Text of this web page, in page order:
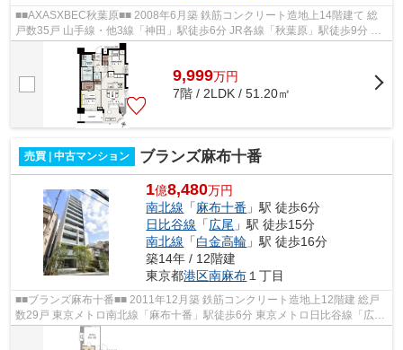
■■AXASXBEC秋葉原■■ 2008年6月築 鉄筋コンクリート造地上14階建て 総
戸数35戸 山手線・他3線「神田」駅徒歩6分 JR各線「秋葉原」駅徒歩9分 都
営新宿線「岩本町」駅徒歩5分 銀座線・...
9,999万円
7階 / 2LDK / 51.20㎡
売買 | 中古マンション ブランズ麻布十番
1億8,480万円
南北線 「麻布十番 」駅 徒歩6分
日比谷線 「広尾 」駅 徒歩15分
南北線 「白金高輪 」駅 徒歩16分
築14年 / 12階建
東京都港区南麻布 １丁目
■■ブランズ麻布十番■■ 2011年12月築 鉄筋コンクリート造地上12階建 総戸
数29戸 東京メトロ南北線「麻布十番」駅徒歩6分 東京メトロ日比谷線「広
尾」駅徒歩15分 東急不動産(株) 旧...